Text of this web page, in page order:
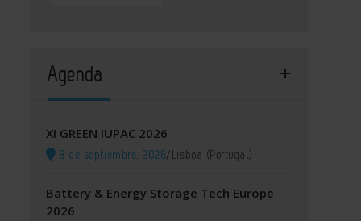
Agenda
XI GREEN IUPAC 2026
8 de septiembre, 2026/Lisboa (Portugal)
Battery & Energy Storage Tech Europe
2026